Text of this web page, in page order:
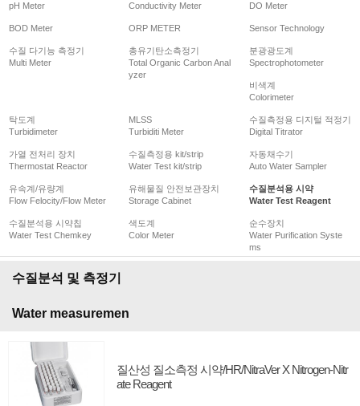
pH Meter Conductivity Meter DO Meter
BOD Meter ORP METER Sensor Technology
수질 다기능 측정기
Multi Meter
총유기탄소측정기
Total Organic Carbon Anal
yzer
분광광도계
Spectrophotometer
비색계
Colorimeter
탁도계
Turbidimeter
MLSS
Turbiditi Meter
수질측정용 디지털 적정기
Digital Titrator
가열 전처리 장치
Thermostat Reactor
수질측정용 kit/strip
Water Test kit/strip
자동채수기
Auto Water Sampler
유속계/유량계
Flow Felocity/Flow Meter
유해물질 안전보관장치
Storage Cabinet
수질분석용 시약
Water Test Reagent
수질분석용 시약칩
Water Test Chemkey
색도계
Color Meter
순수장치
Water Purification Syste
ms
수질분석 및 측정기
Water measuremen
질산성 질소측정 시약/HR/NitraVer X Nitrogen-Nitr
ate Reagent